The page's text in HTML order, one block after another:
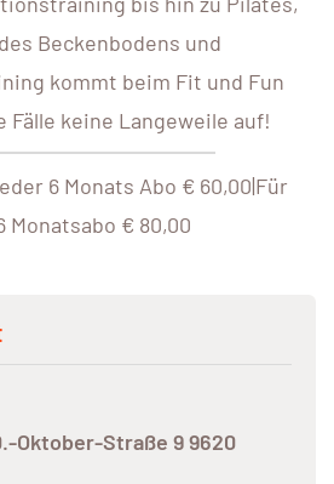
Beckenbodens und
kommt beim Fit und Fun
Fälle keine Langeweile auf!
6 Monats Abo € 60,00|Für
Monatsabo € 80,00
Oktober-Straße 9 9620